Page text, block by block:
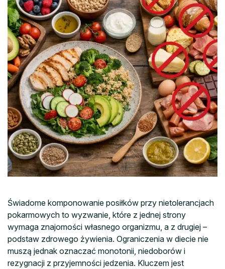
Świadome komponowanie posiłków przy nietolerancjach
pokarmowych to wyzwanie, które z jednej strony
wymaga znajomości własnego organizmu, a z drugiej –
podstaw zdrowego żywienia. Ograniczenia w diecie nie
muszą jednak oznaczać monotonii, niedoborów i
rezygnacji z przyjemności jedzenia. Kluczem jest